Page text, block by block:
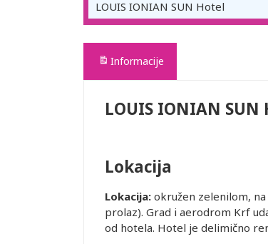
LOUIS IONIAN SUN Hotel
Informacije
LOUIS IONIAN SUN
Lokacija
Lokacija: okružen zelenilom,
prolaz). Grad i aerodrom Krf
od hotela. Hotel je delimično